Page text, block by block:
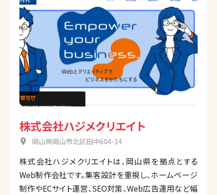
株式会社ハジメクリエイト
岡山県岡山市北区田中604-14
株式会社ハジメクリエイトは、岡山県を拠点とする
Web制作会社です。集客設計を重視し、ホームページ
制作やECサイト運営、SEO対策、Web広告運用など幅